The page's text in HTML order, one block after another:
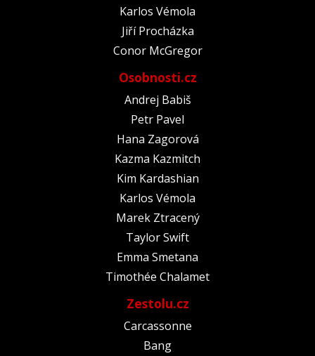
Karlos Vémola
Jiří Procházka
Conor McGregor
Osobnosti.cz
Andrej Babiš
Petr Pavel
Hana Zagorová
Kazma Kazmitch
Kim Kardashian
Karlos Vémola
Marek Ztracený
Taylor Swift
Emma Smetana
Timothée Chalamet
Zestolu.cz
Carcassonne
Bang